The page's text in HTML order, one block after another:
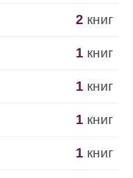
2 книг
1 книг
1 книг
1 книг
1 книг